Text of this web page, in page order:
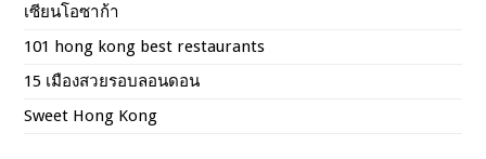
เซียนโอซาก้า
101 hong kong best restaurants
15 เมืองสวยรอบลอนดอน
Sweet Hong Kong